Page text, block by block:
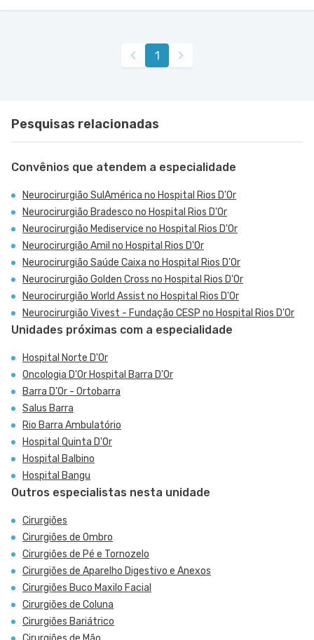
1
Pesquisas relacionadas
Convênios que atendem a especialidade
Neurocirurgião SulAmérica no Hospital Rios D'Or
Neurocirurgião Bradesco no Hospital Rios D'Or
Neurocirurgião Mediservice no Hospital Rios D'Or
Neurocirurgião Amil no Hospital Rios D'Or
Neurocirurgião Saúde Caixa no Hospital Rios D'Or
Neurocirurgião Golden Cross no Hospital Rios D'Or
Neurocirurgião World Assist no Hospital Rios D'Or
Neurocirurgião Vivest - Fundação CESP no Hospital Rios D'Or
Unidades próximas com a especialidade
Hospital Norte D'Or
Oncologia D'Or Hospital Barra D'Or
Barra D'Or - Ortobarra
Salus Barra
Rio Barra Ambulatório
Hospital Quinta D'Or
Hospital Balbino
Hospital Bangu
Outros especialistas nesta unidade
Cirurgiões
Cirurgiões de Ombro
Cirurgiões de Pé e Tornozelo
Cirurgiões de Aparelho Digestivo e Anexos
Cirurgiões Buco Maxilo Facial
Cirurgiões de Coluna
Cirurgiões Bariátrico